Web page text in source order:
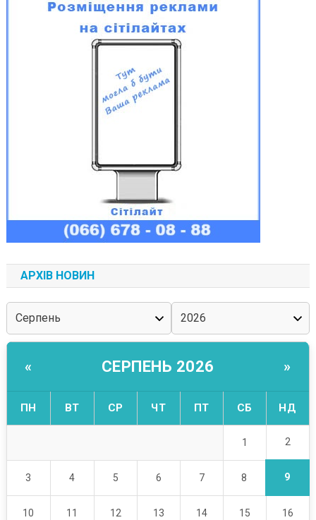
АРХІВ НОВИН
« СЕРПЕНЬ 2026 »
ПН ВТ СР ЧТ ПТ СБ НД
1 2
3 4 5 6 7 8 9
10 11 12 13 14 15 16